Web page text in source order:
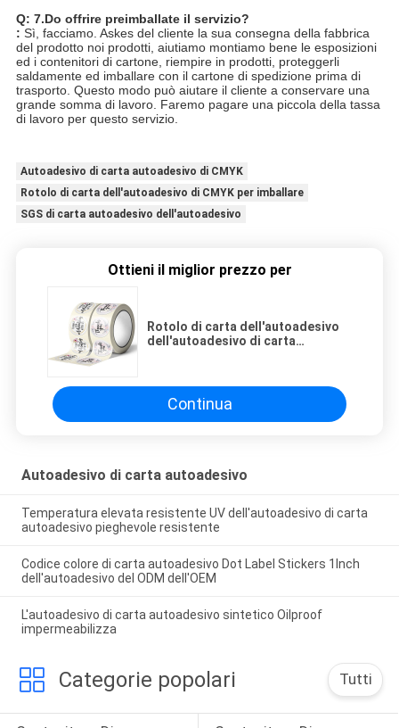
Q: 7.Do offrire preimballate il servizio?
: Sì, facciamo. Askes del cliente la sua consegna della fabbrica
del prodotto noi prodotti, aiutiamo montiamo bene le esposizioni
ed i contenitori di cartone, riempire in prodotti, proteggerli
saldamente ed imballare con il cartone di spedizione prima di
trasporto. Questo modo può aiutare il cliente a conservare una
grande somma di lavoro. Faremo pagare una piccola della tassa
di lavoro per questo servizio.
Autoadesivo di carta autoadesivo di CMYK
Rotolo di carta dell'autoadesivo di CMYK per imballare
SGS di carta autoadesivo dell'autoadesivo
Ottieni il miglior prezzo per
Rotolo di carta dell'autoadesivo
dell'autoadesivo di carta
Continua
Autoadesivo di carta autoadesivo
Temperatura elevata resistente UV dell'autoadesivo di carta
autoadesivo pieghevole resistente
Codice colore di carta autoadesivo Dot Label Stickers 1Inch
dell'autoadesivo del ODM dell'OEM
L'autoadesivo di carta autoadesivo sintetico Oilproof
impermeabilizza
Categorie popolari Tutti